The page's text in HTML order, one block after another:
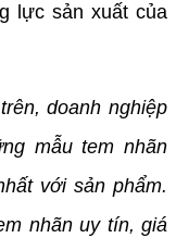
lực sản xuất của
doanh nghiệp
mẫu tem nhãn
với sản phẩm.
nhãn uy tín, giá